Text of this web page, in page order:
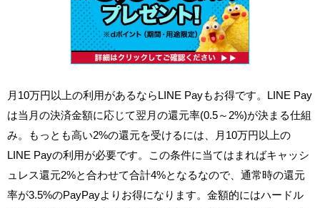
月10万円以上の利用があるならLINE Payもお得です。LINE Pay
は当月の決済金額に応じて翌月の還元率(0.5～2%)が決まる仕組
み。もっとも高い2%の還元を受けるには、月10万円以上の
LINE Payの利用が必要です。この条件に当てはまればキャッシ
ュレス還元2%と合わせて合計4%となるなので、通常時の還元
率が3.5%のPayPayよりお得になります。金額的にはハードル